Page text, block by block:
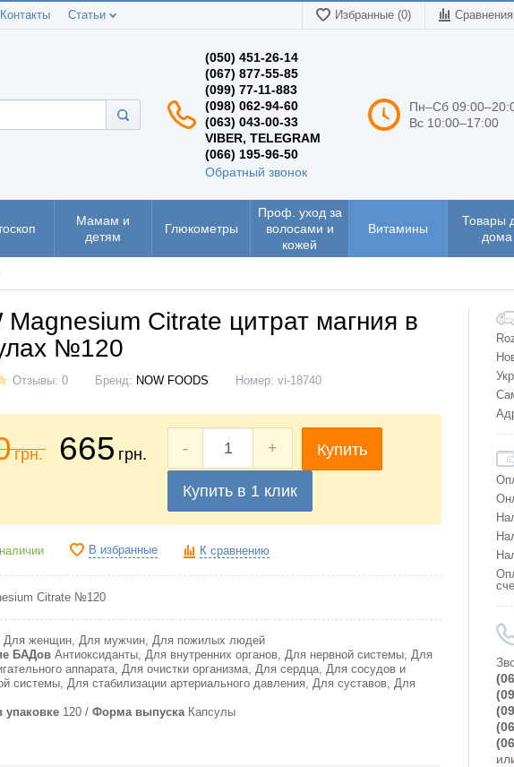
Контакты Статьи Избранные (0)
(050) 451-26-14
(067) 877-55-85
(099) 77-11-883
(098) 062-94-60
(063) 043-00-33
VIBER, TELEGRAM
(066) 195-96-50
Обратный звонок
Пн–Сб
Вс 10:00–17:00
Мамам и
детям
Глюкометры
Проф. уход за
волосами и
кожей
Витамины
Товары
дома
Magnesium Citrate цитрат магния в
№120
Отзывы: 0 Бренд: NOW FOODS Номер: vi-18740
грн. 665 грн. - + Купить
Купить в 1 клик
В избранные К сравнению
Citrate №120
Для женщин, Для мужчин, Для пожилых людей
БАДов Антиоксиданты, Для внутренних органов, Для нервной системы, Для
аппарата, Для очистки организма, Для сердца, Для сосудов и
системы, Для стабилизации артериального давления, Для суставов, Для
упаковке 120 Форма выпуска Капсулы